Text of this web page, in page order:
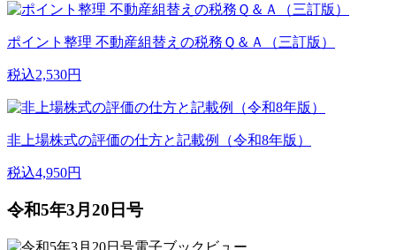
ポイント整理 不動産組替えの税務Ｑ＆Ａ（三訂版）
税込2,530円
非上場株式の評価の仕方と記載例（令和8年版）
税込4,950円
令和5年3月20日号